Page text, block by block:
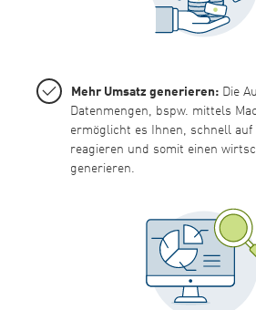
Mehr Umsatz generieren: Die
Datenmengen, bspw. mittels
ermöglicht es Ihnen, schnell auf
reagieren und somit einen
generieren.